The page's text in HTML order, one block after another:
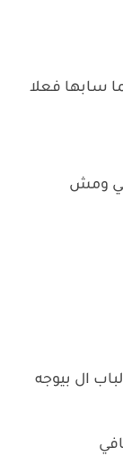
سابها فعلا
ومش
ال بيوجه